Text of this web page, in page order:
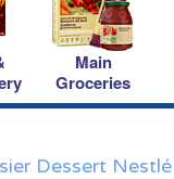
Main
Groceries
Dessert Nestlé